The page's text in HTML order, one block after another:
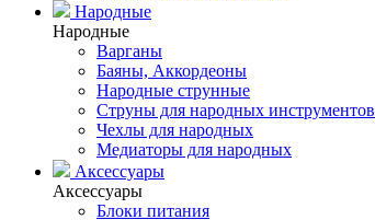
Народные
Народные
Варганы
Баяны, Аккордеоны
Народные струнные
Струны для народных инструментов
Чехлы для народных
Медиаторы для народных
Аксессуары
Аксессуары
Блоки питания